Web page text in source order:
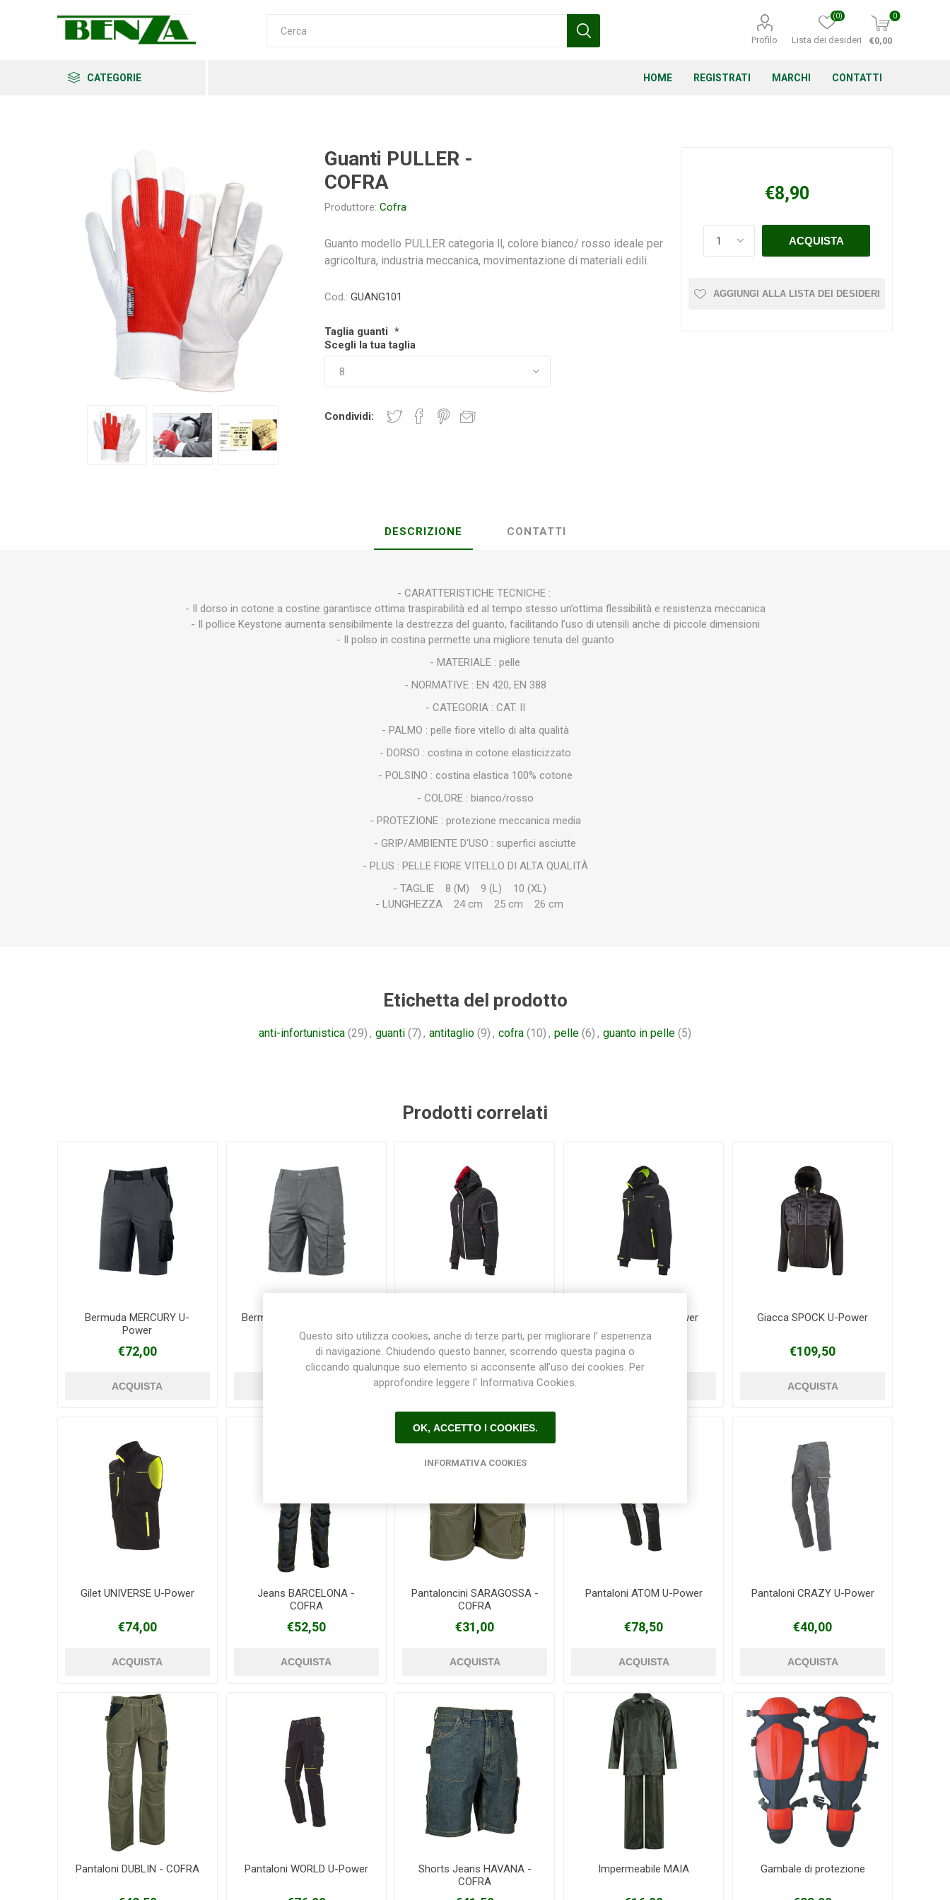
Profilo Lista dei desideri
(0) 0
€0,00
CATEGORIE HOME REGISTRATI MARCHI
Archman Benza Echo
Erba Felco Fiskars Gardena
Mareva Plasson
CONTATTI
Guanti PULLER -
COFRA
Produttore: Cofra
Guanto modello PULLER categoria ll, colore bianco/ rosso ideale per
agricoltura, industria meccanica, movimentazione di materiali edili.
Cod.: GUANG101
Taglia guanti *
Scegli la tua taglia
Condividi:
€8,90
AGGIUNGI ALLA LISTA DEI DESIDERI
DESCRIZIONE CONTATTI
- CARATTERISTICHE TECNICHE :
- Il dorso in cotone a costine garantisce ottima traspirabilità ed al tempo stesso un’ottima flessibilità e resistenza meccanica
- Il pollice Keystone aumenta sensibilmente la destrezza del guanto, facilitando l’uso di utensili anche di piccole dimensioni
- Il polso in costina permette una migliore tenuta del guanto
- MATERIALE : pelle
- NORMATIVE : EN 420, EN 388
- CATEGORIA : CAT. II
- PALMO : pelle fiore vitello di alta qualità
- DORSO : costina in cotone elasticizzato
- POLSINO : costina elastica 100% cotone
- COLORE : bianco/rosso
- PROTEZIONE : protezione meccanica media
- GRIP/AMBIENTE D'USO : superfici asciutte
- PLUS : PELLE FIORE VITELLO DI ALTA QUALITÀ
- TAGLIE 8 (M) 9 (L) 10 (XL)
- LUNGHEZZA 24 cm 25 cm 26 cm
Etichetta del prodotto
anti-infortunistica (29) , guanti (7) , antitaglio (9) , cofra (10) , pelle (6) , guanto in pelle (5)
Prodotti correlati
Bermuda MERCURY U-
Power
€72,00
Bermuda SUMMER U-Power
€43,00
Power
€93,50
Giacca SPACE U-Power
€105,00
Giacca SPOCK U-Power
€109,50
Gilet UNIVERSE U-Power
€74,00
Jeans BARCELONA -
COFRA
€52,50
Pantaloncini SARAGOSSA -
COFRA
€31,00
Pantaloni ATOM U-Power
€78,50
Pantaloni CRAZY U-Power
€40,00
Pantaloni DUBLIN - COFRA Pantaloni WORLD U-Power
Shorts Jeans HAVANA -
COFRA
Impermeabile MAIA Gambale di protezione
Questo sito utilizza cookies, anche di terze parti, per migliorare l’ esperienza
di navigazione. Chiudendo questo banner, scorrendo questa pagina o
cliccando qualunque suo elemento si acconsente all’uso dei cookies. Per
approfondire leggere l’ Informativa Cookies.
OK, ACCETTO I COOKIES.
INFORMATIVA COOKIES